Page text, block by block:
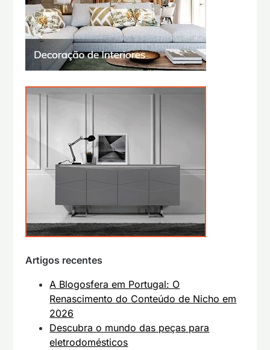
Artigos recentes
A Blogosfera em Portugal: O
Renascimento do Conteúdo de Nicho em
2026
Descubra o mundo das peças para
eletrodomésticos